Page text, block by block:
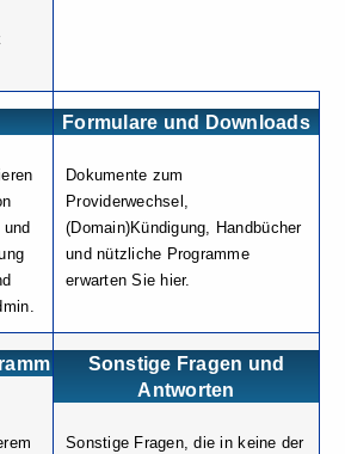
Formulare und Downloads
Dokumente zum
Providerwechsel,
(Domain)Kündigung, Handbücher
und nützliche Programme
erwarten Sie hier.
Sonstige Fragen und
Antworten
Sonstige Fragen, die in keine der